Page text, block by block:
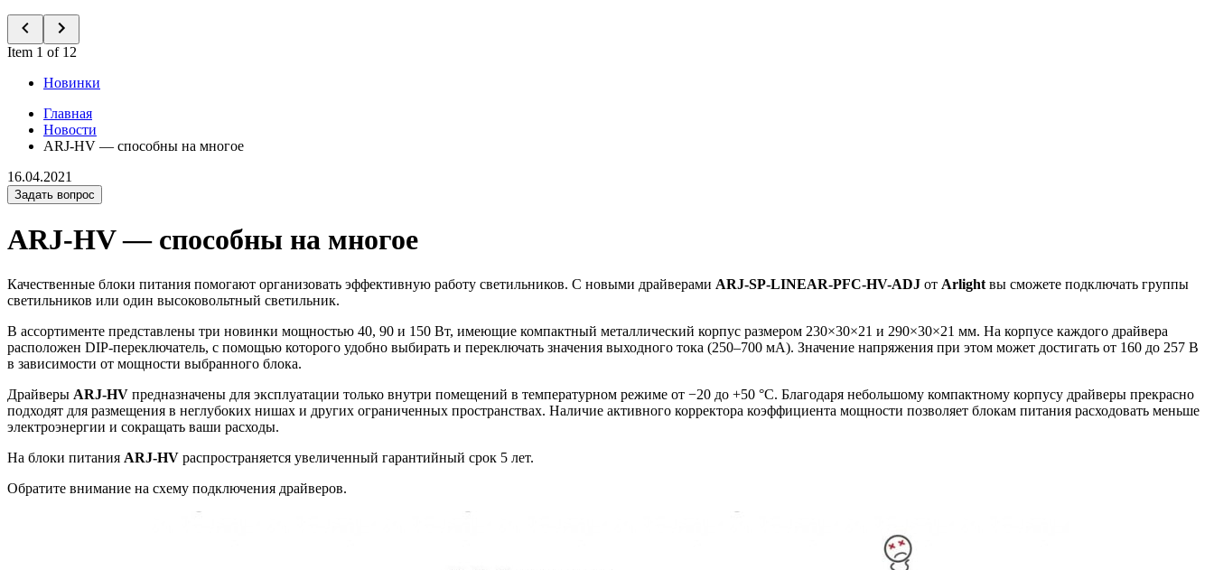
Item 1 of 12
Новинки
Главная
Новости
ARJ-HV — способны на многое
16.04.2021
Задать вопрос
ARJ-HV — способны на многое
Качественные блоки питания помогают организовать эффективную работу светильников. С новыми драйверами ARJ-SP-LINEAR-PFC-HV-ADJ от Arlight вы сможете подключать группы
светильников или один высоковольтный светильник.
В ассортименте представлены три новинки мощностью 40, 90 и 150 Вт, имеющие компактный металлический корпус размером 230×30×21 и 290×30×21 мм. На корпусе каждого драйвера
расположен DIP-переключатель, с помощью которого удобно выбирать и переключать значения выходного тока (250–700 мА). Значение напряжения при этом может достигать от 160 до 257 В
в зависимости от мощности выбранного блока.
Драйверы ARJ-HV предназначены для эксплуатации только внутри помещений в температурном режиме от −20 до +50 °С. Благодаря небольшому компактному корпусу драйверы прекрасно
подходят для размещения в неглубоких нишах и других ограниченных пространствах. Наличие активного корректора коэффициента мощности позволяет блокам питания расходовать меньше
электроэнергии и сокращать ваши расходы.
На блоки питания ARJ-HV распространяется увеличенный гарантийный срок 5 лет.
Обратите внимание на схему подключения драйверов.